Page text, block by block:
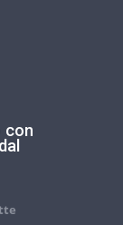
con